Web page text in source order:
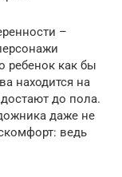
–
ребенок как бы
находится на
до пола.
даже не
ведь